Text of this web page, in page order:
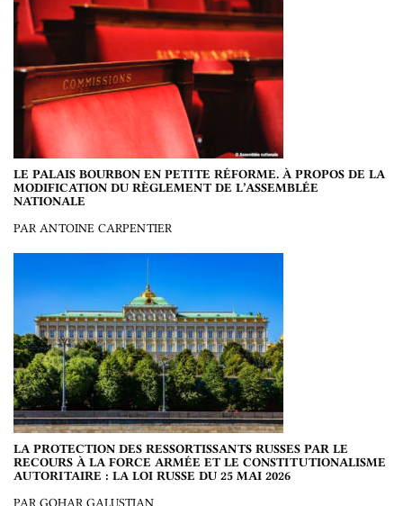
LE PALAIS BOURBON EN PETITE RÉFORME. À PROPOS DE LA
MODIFICATION DU RÈGLEMENT DE L’ASSEMBLÉE
NATIONALE
PAR ANTOINE CARPENTIER
LA PROTECTION DES RESSORTISSANTS RUSSES PAR LE
RECOURS À LA FORCE ARMÉE ET LE CONSTITUTIONALISME
AUTORITAIRE : LA LOI RUSSE DU 25 MAI 2026
PAR GOHAR GALUSTIAN